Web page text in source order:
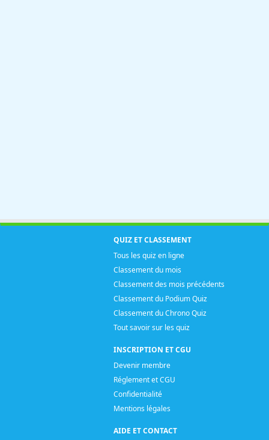
QUIZ ET CLASSEMENT
Tous les quiz en ligne
Classement du mois
Classement des mois précédents
Classement du Podium Quiz
Classement du Chrono Quiz
Tout savoir sur les quiz
INSCRIPTION ET CGU
Devenir membre
Réglement et CGU
Confidentialité
Mentions légales
AIDE ET CONTACT